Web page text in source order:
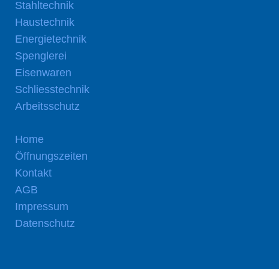
Stahltechnik
Haustechnik
Energietechnik
Spenglerei
Eisenwaren
Schliesstechnik
Arbeitsschutz
Home
Öffnungszeiten
Kontakt
AGB
Impressum
Datenschutz